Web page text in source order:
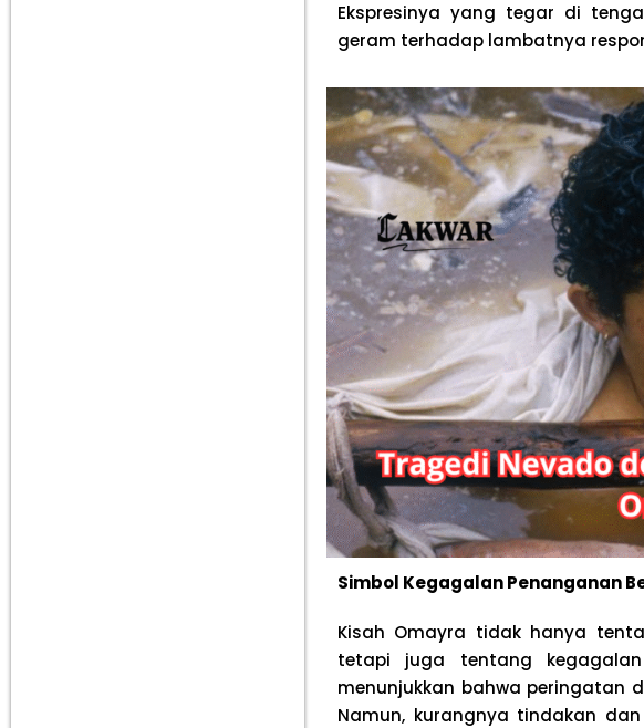
Ekspresinya yang tegar di
geram terhadap lambatnya
Simbol Kegagalan Penanganan
Kisah Omayra tidak hanya
tetapi juga tentang
menunjukkan bahwa peringatan
Namun, kurangnya tindakan